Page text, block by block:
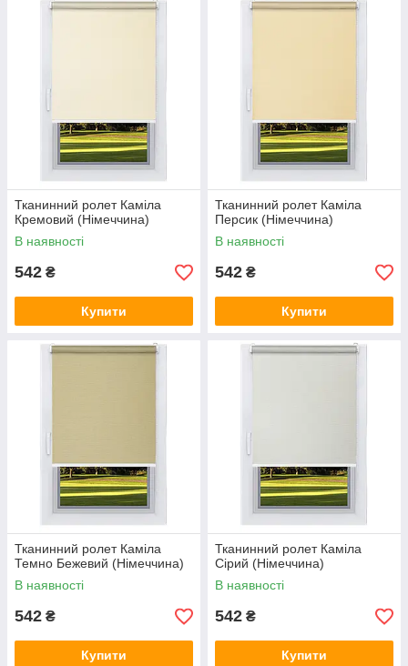
Тканинний ролет Каміла
Кремовий (Німеччина)
В наявності
542 ₴
Купити
Тканинний ролет Каміла
Персик (Німеччина)
В наявності
542 ₴
Купити
Тканинний ролет Каміла
Темно Бежевий (Німеччина)
В наявності
542 ₴
Купити
Тканинний ролет Каміла
Сірий (Німеччина)
В наявності
542 ₴
Купити